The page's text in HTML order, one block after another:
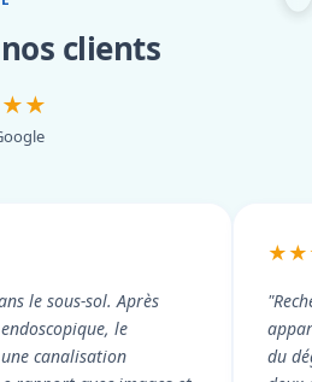
clients
le sous-sol. Après
le
canalisation
du